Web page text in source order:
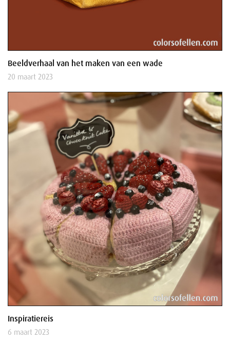
Beeldverhaal van het maken van een wade
20 maart 2023
Inspiratiereis
6 maart 2023